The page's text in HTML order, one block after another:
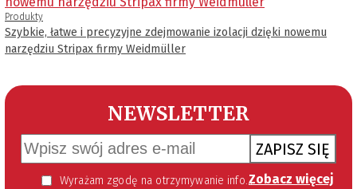
Produkty
Szybkie, łatwe i precyzyjne zdejmowanie izolacji dzięki nowemu
narzędziu Stripax firmy Weidmüller
NEWSLETTER
ZAPISZ SIĘ
Wyrażam zgodę na otrzymywanie informacji handlowej kierowanej do mnie za pomocą środków komunikacji elektronicznej w szczególności poczty elektronicznej zgodnie z przepisem art. 10 ust 2 ustawy z dnia 18 lipca 2002 roku o świadczeniu usług drogą elektroniczną (Dz. U. 144 z 2002 r. poz. 1204). Zgoda jest dobrowolna, jednak jej wyrażenie jest konieczne, aby otrzymywać newsletter. Zobacz więcej